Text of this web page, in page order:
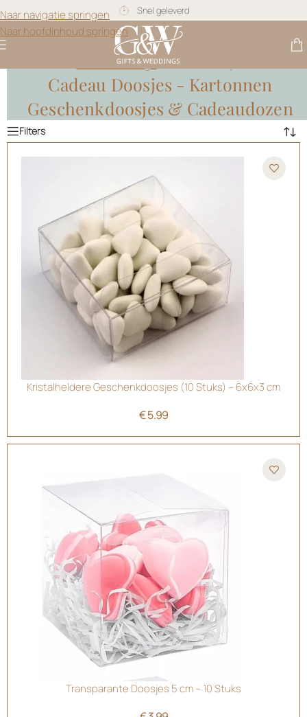
Naar navigatie springen
Naar hoofdinhoud springen
Gratis personalisatie
Gifts & Weddings>Cadeau Doosjes
Cadeau Doosjes - Kartonnen
Geschenkdoosjes & Cadeaudozen
Kristalheldere Geschenkdoosjes (10 Stuks) – 6x6x3 cm
€5.99
Transparante Doosjes 5 cm – 10 Stuks